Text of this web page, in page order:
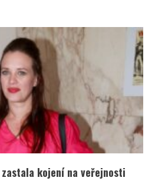
kojení na veřejnosti